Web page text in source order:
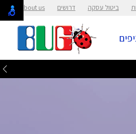
ביטול עסקה דרושים About us